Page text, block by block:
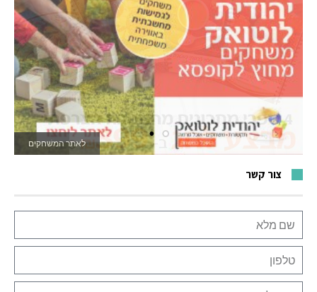
לאתר המשחקים
צור קשר